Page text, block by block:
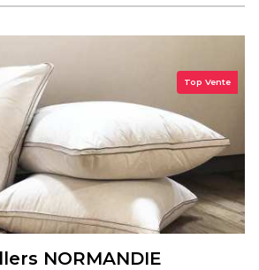
Top Vente
NORMANDIE